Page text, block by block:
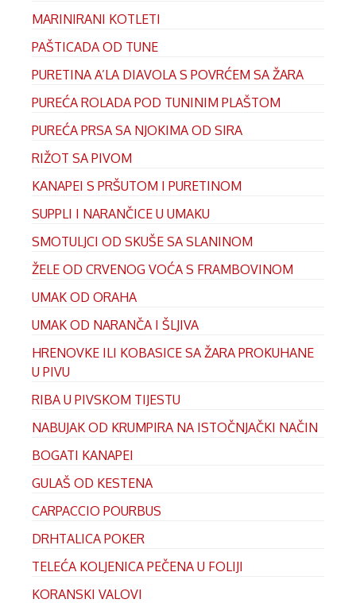
MARINIRANI KOTLETI
PAŠTICADA OD TUNE
PURETINA A’LA DIAVOLA S POVRĆEM SA ŽARA
PUREĆA ROLADA POD TUNINIM PLAŠTOM
PUREĆA PRSA SA NJOKIMA OD SIRA
RIŽOT SA PIVOM
KANAPEI S PRŠUTOM I PURETINOM
SUPPLI I NARANČICE U UMAKU
SMOTULJCI OD SKUŠE SA SLANINOM
ŽELE OD CRVENOG VOĆA S FRAMBOVINOM
UMAK OD ORAHA
UMAK OD NARANČA I ŠLJIVA
HRENOVKE ILI KOBASICE SA ŽARA PROKUHANE
U PIVU
RIBA U PIVSKOM TIJESTU
NABUJAK OD KRUMPIRA NA ISTOČNJAČKI NAČIN
BOGATI KANAPEI
GULAŠ OD KESTENA
CARPACCIO POURBUS
DRHTALICA POKER
TELEĆA KOLJENICA PEČENA U FOLIJI
KORANSKI VALOVI